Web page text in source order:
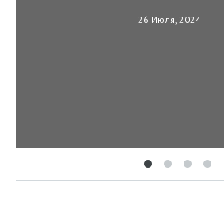
26 Июля, 2024